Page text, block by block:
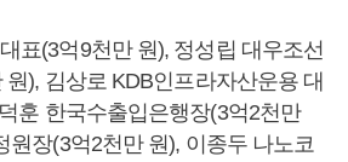
표(3억9천만 원), 정성립 대우조선
), 김상로 KDB인프라자산운용 대
훈 한국수출입은행장(3억2천만
원장(3억2천만 원), 이종두 나노코